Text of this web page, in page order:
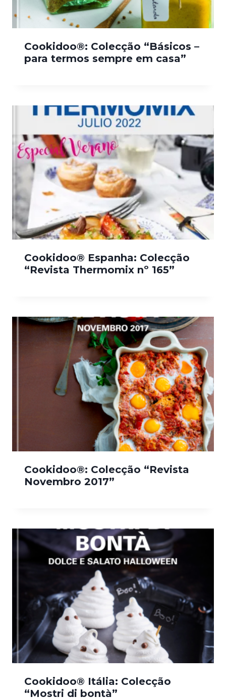
Cookidoo®: Colecção “Básicos –
para termos sempre em casa”
Cookidoo® Espanha: Colecção
“Revista Thermomix nº 165”
Cookidoo®: Colecção “Revista
Novembro 2017”
Cookidoo® Itália: Colecção
“Mostri di bontà”